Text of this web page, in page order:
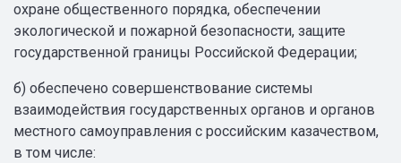
охране общественного порядка, обеспечении
экологической и пожарной безопасности, защите
государственной границы Российской Федерации;
б) обеспечено совершенствование системы
взаимодействия государственных органов и органов
местного самоуправления с российским казачеством,
в том числе: